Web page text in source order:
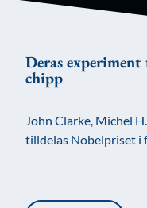
Deras
chipp
John Clarke, Michel
tilldelas Nobelpriset i